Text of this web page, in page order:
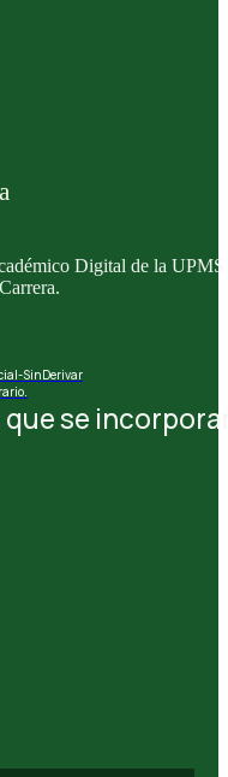
Digital de la
SinDerivar
se